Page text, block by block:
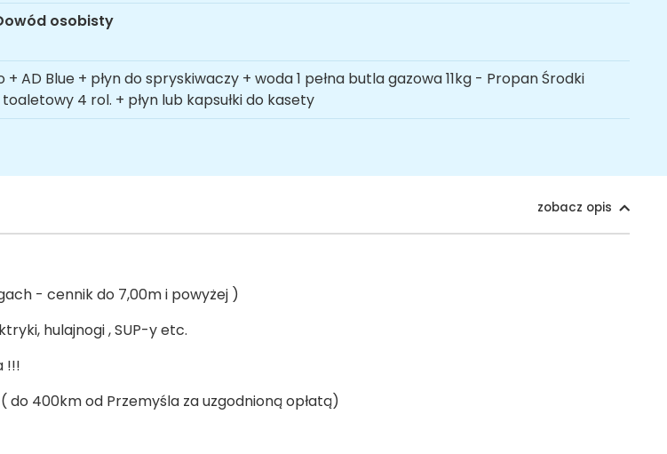
osobisty
AD Blue + płyn do spryskiwaczy + woda 1 pełna butla gazowa 11kg - Propan Środki
4 rol. + płyn lub kapsułki do kasety
zobacz opis
- cennik do 7,00m i powyżej )
hulajnogi , SUP-y etc.
!!!
400km od Przemyśla za uzgodnioną opłatą)